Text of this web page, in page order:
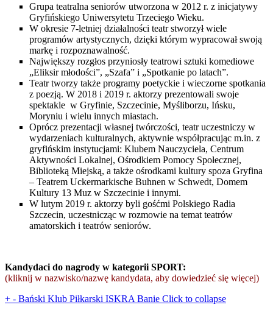
Grupa teatralna seniorów utworzona w 2012 r. z inicjatywy
Gryfińskiego Uniwersytetu Trzeciego Wieku.
W okresie 7-letniej działalności teatr stworzył wiele
programów artystycznych, dzięki którym wypracował swoją
markę i rozpoznawalność.
Największy rozgłos przyniosły teatrowi sztuki komediowe
„Eliksir młodości”, „Szafa” i „Spotkanie po latach”.
Teatr tworzy także programy poetyckie i wieczorne spotkania
z poezją. W 2018 i 2019 r. aktorzy prezentowali swoje
spektakle w Gryfinie, Szczecinie, Myśliborzu, Ińsku,
Moryniu i wielu innych miastach.
Oprócz prezentacji własnej twórczości, teatr uczestniczy w
wydarzeniach kulturalnych, aktywnie współpracując m.in. z
gryfińskim instytucjami: Klubem Nauczyciela, Centrum
Aktywności Lokalnej, Ośrodkiem Pomocy Społecznej,
Biblioteką Miejską, a także ośrodkami kultury spoza Gryfina
– Teatrem Uckermarkische Buhnen w Schwedt, Domem
Kultury 13 Muz w Szczecinie i innymi.
W lutym 2019 r. aktorzy byli gośćmi Polskiego Radia
Szczecin, uczestnicząc w rozmowie na temat teatrów
amatorskich i teatrów seniorów.
Kandydaci do nagrody w kategorii SPORT:
(kliknij w nazwisko/nazwę kandydata, aby dowiedzieć się więcej)
+ - Bański Klub Piłkarski ISKRA Banie Click to collapse